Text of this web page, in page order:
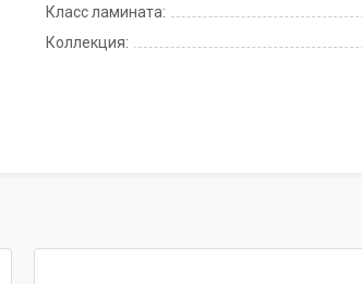
Класс ламината:
Коллекция: